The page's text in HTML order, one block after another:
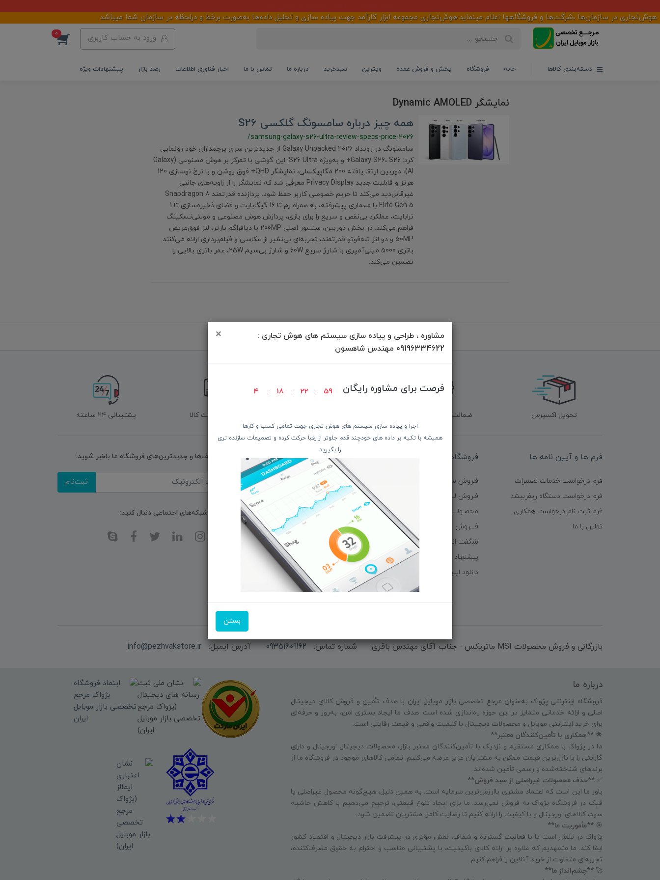
مشاوره ، طراحی و پیاده سازی سیستم های هوش تجاری :
09196334622 مهندس شاهسون
×
فرصت برای مشاوره رایگان 4 18 22 59
اجرا و پیاده سازی سیستم های هوش تجاری جهت تمامی کسب و کارها
همیشه با تکیه بر داده های خودچند قدم جلوتر از رقبا حرکت کرده و تصمیمات سازنده تری
را بگیرید
بستن
در سازمان‌ها ،شرکت‌ها و فروشگاهها اعلام مینماید.هوش‌تجاری مجموعه ابزار کارآمد جهت پیاده سازی و تحلیل داده‌ها به‌صورت برخط و درلحظه در سازمان شما میباشد
ورود به حساب کاربری 0
دسته‌بندی کالاها خانه فروشگاه پخش و فروش عمده ویترین سبدخرید درباره ما تماس با ما اخبار فناوری اطلاعات رصد بازار پیشنهادات ویژه
نمایشگر Dynamic AMOLED
همه چیز درباره سامسونگ گلکسی S26
/samsung-galaxy-s26-ultra-review-specs-price-2026
سامسونگ در رویداد Galaxy Unpacked 2026 از جدیدترین سری پرچمداران خود رونمایی
کرد: Galaxy S26، S26+ و به‌ویژه S26 Ultra. این گوشی با تمرکز بر هوش مصنوعی (Galaxy
AI)، دوربین ارتقا یافته 200 مگاپیکسلی، نمایشگر QHD+ فوق روشن و با نرخ نوسازی 120
هرتز و قابلیت جدید Privacy Display معرفی شد که نمایشگر را از زاویه‌های جانبی
غیرقابل‌دید می‌کند تا حریم خصوصی کاربر حفظ شود. پردازنده قدرتمند Snapdragon 8
Elite Gen 5 با معماری پیشرفته، به همراه رم تا 16 گیگابایت و فضای ذخیره‌سازی تا 1
ترابایت، عملکرد بی‌نقص و سریع را برای بازی، پردازش هوش مصنوعی و مولتی‌تسکینگ
فراهم می‌کند. در بخش دوربین، سنسور اصلی 200MP با دیافراگم بازتر، لنز فوق‌عریض
50MP و دو لنز تله‌فوتو قدرتمند، تجربه‌ای بی‌نظیر از عکاسی و فیلم‌برداری ارائه می‌کنند.
باتری 5000 میلی‌آمپری با شارژ سریع 60W و شارژ بی‌سیم 25W، عمر باتری بالایی را
تضمین می‌کند.
برگشت به بالا
تحویل اکسپرس ضمانت اصل‌بودن کالا ضمانت بازگشت کالا پشتیبانی ۲۴ ساعته
فرم ها و آیین نامه ها
فرم درخواست خدمات تعمیرات
فرم درخواست دستگاه ریفربیشد
فرم ثبت نام درخواست همکاری
تماس با ما
فروشگاه
فـروش موبایـل و تبــلت
فـروش لـــوازم جانبـــی
محصـولات ریفربیشـد
فـــروش عُمـده کــالا
شگفت انگیزان منتخب
پیشنهـاد شگفت انگیز
دانلود اپلیکیشن فروشگاه
دسترسی سریع
صفحه ابتدایی سایت
راهنمای ثبت سفارش
معرفـــی همکــاران
حــــریم خصوصـی
ویتریــن فروشگـــاه
درباره ما بیشتر بدانید
اخبار فناوری اطلاعات
پیگیری مرسوله پستی
دعوت به همکاری
از تخفیف‌ها و جدیدترین‌های فروشگاه ما باخبر شوید:
ثبت‌نام
ما را در شبکه‌های اجتماعی دنبال کنید:
بازرگانی و فروش محصولات MSI ماتریکس - جناب آقای مهندس باقری شماره تماس: 09351609162 آدرس ایمیل: info@pezhvakstore.ir
درباره ما
فروشگاه اینترنتی پژواک به‌عنوان مرجع تخصصی بازار موبایل ایران با هدف تأمین و فروش کالای دیجیتال
اصلی و ارائه خدماتی متمایز در این حوزه راه‌اندازی شده است. هدف ما ایجاد بستری امن، به‌روز و حرفه‌ای
برای خرید اینترنتی موبایل و محصولات دیجیتال با کیفیت واقعی و قیمت رقابتی است.
🌟 **همکاری با تأمین‌کنندگان معتبر**
ما در پژواک با همکاری مستقیم و نزدیک با تأمین‌کنندگان معتبر بازار، محصولات دیجیتال اورجینال و دارای
گارانتی را با نازل‌ترین قیمت ممکن به مشتریان عزیز عرضه می‌کنیم. تمامی کالاهای موجود در فروشگاه ما از
برندهای شناخته‌شده و رسمی تأمین شده‌اند.
✅ **حذف محصولات غیراصلی از سبد فروش**
باور ما این است که اعتماد مشتری باارزش‌ترین سرمایه است. به همین دلیل، هیچ‌گونه محصول غیراصلی یا
فیک در فروشگاه پژواک به فروش نمی‌رسد. ما برای ایجاد تنوع قیمتی، ترجیح می‌دهیم با کاهش حاشیه
سود، کالاهای اورجینال و با کیفیت را ارائه کنیم تا رضایت کامل مشتریان تضمین شود.
🎯 **مأموریت ما**
پژواک در تلاش است تا با فعالیت گسترده و شفاف، نقش مؤثری در پیشرفت بازار دیجیتال و اقتصاد کشور
ایفا کند. ما متعهدیم که علاوه بر ارائه کالای باکیفیت، با پشتیبانی مناسب و احترام به حقوق مصرف‌کننده،
تجربه‌ای متفاوت از خرید آنلاین را فراهم کنیم.
🚀 **چشم‌انداز ما**